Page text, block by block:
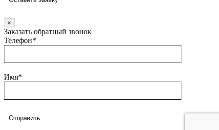
×
Заказать обратный звонок
Телефон*
Имя*